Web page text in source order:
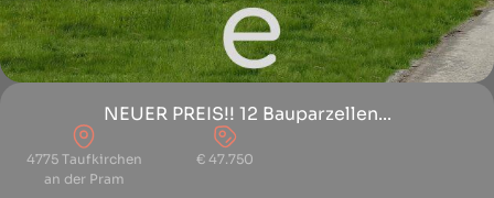
NEUER PREIS!! 12 Bauparzellen...
4775 Taufkirchen
an der Pram
€ 47.750